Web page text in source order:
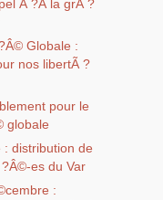
Ã ?Â la grÃ ?
Globale :
nos libertÃ ?
pour le
globale
distribution de
es du Var
: